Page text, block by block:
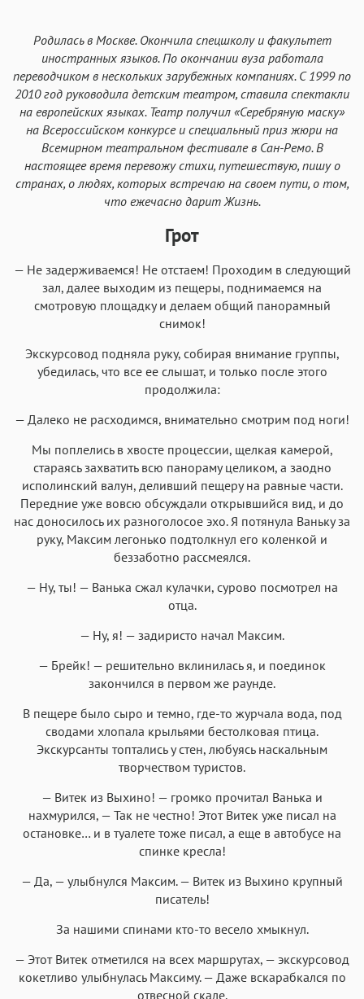
Родилась в Москве. Окончила спецшколу и факультет
иностранных языков. По окончании вуза работала
переводчиком в нескольких зарубежных компаниях. С 1999 по
2010 год руководила детским театром, ставила спектакли
на европейских языках. Театр получил «Серебряную маску»
на Всероссийском конкурсе и специальный приз жюри на
Всемирном театральном фестивале в Сан-Ремо. В
настоящее время перевожу стихи, путешествую, пишу о
странах, о людях, которых встречаю на своем пути, о том,
что ежечасно дарит Жизнь.
Грот
— Не задерживаемся! Не отстаем! Проходим в следующий
зал, далее выходим из пещеры, поднимаемся на
смотровую площадку и делаем общий панорамный
снимок!
Экскурсовод подняла руку, собирая внимание группы,
убедилась, что все ее слышат, и только после этого
продолжила:
— Далеко не расходимся, внимательно смотрим под ноги!
Мы поплелись в хвосте процессии, щелкая камерой,
стараясь захватить всю панораму целиком, а заодно
исполинский валун, деливший пещеру на равные части.
Передние уже вовсю обсуждали открывшийся вид, и до
нас доносилось их разноголосое эхо. Я потянула Ваньку за
руку, Максим легонько подтолкнул его коленкой и
беззаботно рассмеялся.
— Ну, ты! — Ванька сжал кулачки, сурово посмотрел на
отца.
— Ну, я! — задиристо начал Максим.
— Брейк! — решительно вклинилась я, и поединок
закончился в первом же раунде.
В пещере было сыро и темно, где-то журчала вода, под
сводами хлопала крыльями бестолковая птица.
Экскурсанты топтались у стен, любуясь наскальным
творчеством туристов.
— Витек из Выхино! — громко прочитал Ванька и
нахмурился, — Так не честно! Этот Витек уже писал на
остановке… и в туалете тоже писал, а еще в автобусе на
спинке кресла!
— Да, — улыбнулся Максим. — Витек из Выхино крупный
писатель!
За нашими спинами кто-то весело хмыкнул.
— Этот Витек отметился на всех маршрутах, — экскурсовод
кокетливо улыбнулась Максиму. — Даже вскарабкался по
отвесной скале.